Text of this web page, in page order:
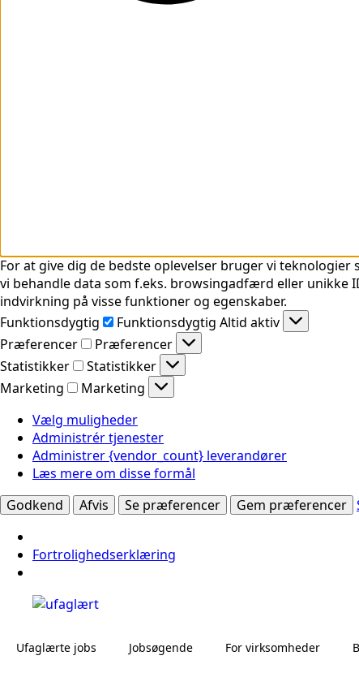
For at give dig de bedste oplevelser bruger vi
vi behandle data som f.eks. browsingadfærd eller unikke
indvirkning på visse funktioner og egenskaber.
Funktionsdygtig
Funktionsdygtig Altid aktiv
Præferencer
Præferencer
Statistikker
Statistikker
Marketing
Marketing
Vælg muligheder
Administrér tjenester
Administrer {vendor_count} leverandører
Læs mere om disse formål
Godkend
Afvis Se præferencer Gem præferencer
Fortrolighedserklæring
Ufaglærte jobs Jobsøgende For virksomheder